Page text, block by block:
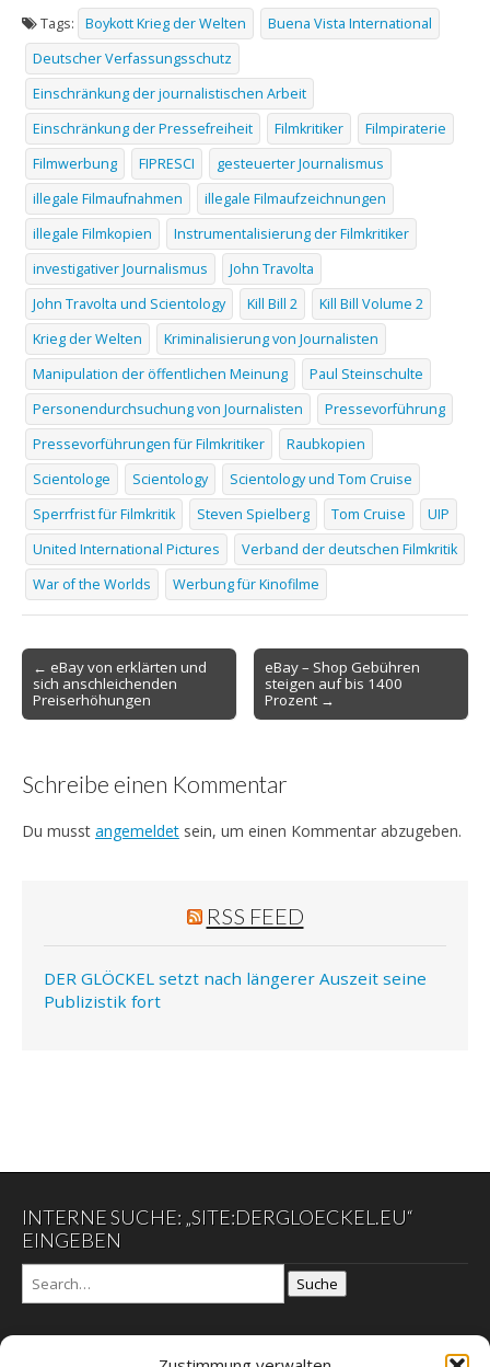
Tags: Boykott Krieg der Welten
Buena Vista International
Deutscher Verfassungsschutz
Einschränkung der journalistischen Arbeit
Einschränkung der Pressefreiheit
Filmkritiker
Filmpiraterie
Filmwerbung
FIPRESCI
gesteuerter Journalismus
illegale Filmaufnahmen
illegale Filmaufzeichnungen
illegale Filmkopien
Instrumentalisierung der Filmkritiker
investigativer Journalismus
John Travolta
John Travolta und Scientology
Kill Bill 2
Kill Bill Volume 2
Krieg der Welten
Kriminalisierung von Journalisten
Manipulation der öffentlichen Meinung
Paul Steinschulte
Personendurchsuchung von Journalisten
Pressevorführung
Pressevorführungen für Filmkritiker
Raubkopien
Scientologe
Scientology
Scientology und Tom Cruise
Sperrfrist für Filmkritik
Steven Spielberg Tom Cruise
UIP
United International Pictures
Verband der deutschen Filmkritik
War of the Worlds
Werbung für Kinofilme
Post
navigation
← eBay von erklärten und
sich anschleichenden
Preiserhöhungen
eBay – Shop Gebühren
steigen auf bis 1400
Prozent →
Schreibe einen Kommentar
Du musst angemeldet sein, um einen Kommentar abzugeben.
RSS FEED
DER GLÖCKEL setzt nach längerer Auszeit seine
Publizistik fort
INTERNE SUCHE: „SITE:DERGLOECKEL.EU“
EINGEBEN
Suche